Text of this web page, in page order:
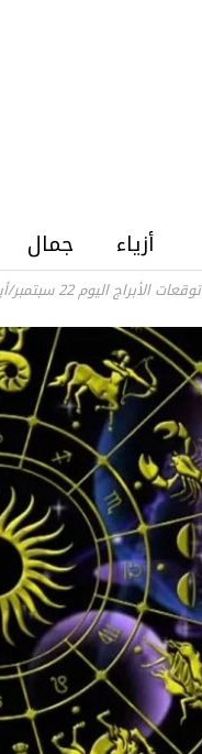
أزياء جمال
توقعات الأبراج اليوم 22 سبتمبر/أيلول 2023